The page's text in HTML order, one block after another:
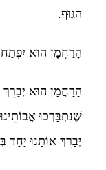
הַגּוּף.
הָרַחֲמָן הוּא
הָרַחֲמָן הוּא
שֶׁנִּתְבָּרְכוּ
יְבָרֵךְ אוֹתָנוּ יַחַד